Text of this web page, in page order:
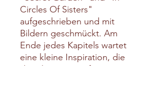
Circles Of Sisters"
aufgeschrieben und mit
Bildern geschmückt. Am
Ende jedes Kapitels wartet
eine kleine Inspiration, die
das Thema vertieft.